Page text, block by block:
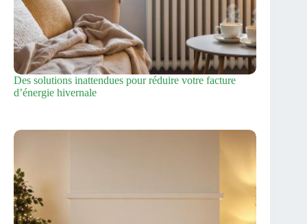
Des solutions inattendues pour réduire votre facture
d’énergie hivernale